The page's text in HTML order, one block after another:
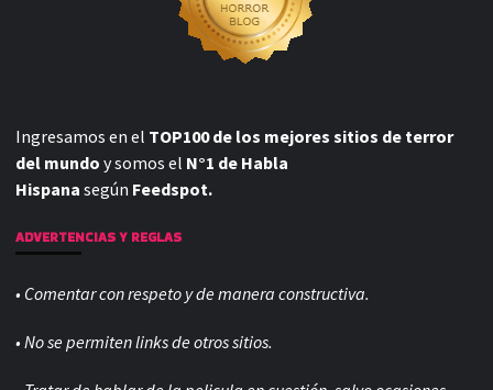
Ingresamos en el TOP100 de los mejores sitios de terror
del mundo y somos el N°1 de Habla
Hispana según Feedspot.
ADVERTENCIAS Y REGLAS
• Comentar con respeto y de manera constructiva.
• No se permiten links de otros sitios.